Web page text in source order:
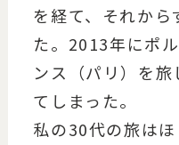
を経て、それから
た。2013年にポ
ンス（パリ）を旅
てしまった。
私の30代の旅は